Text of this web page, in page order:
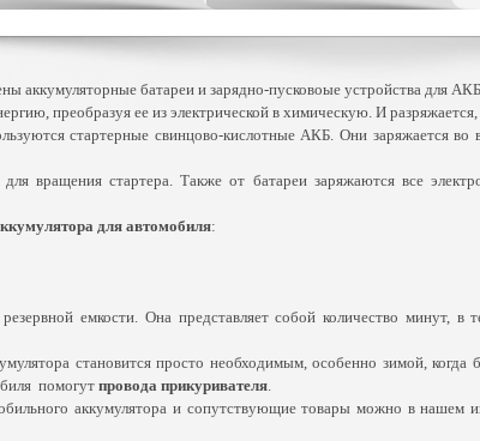
аккумуляторные батареи и зарядно-пусковоые устройства для
преобразуя ее из электрической в химическую. И
стартерные свинцово-кислотные АКБ. Они заряжается во
вращения стартера. Также от батареи заряжаются все
для автомобиля:
емкости. Она представляет собой количество минут,
становится просто необходимым, особенно зимой, когда
помогут провода прикуривателя.
аккумулятора и сопутствующие товары можно в нашем